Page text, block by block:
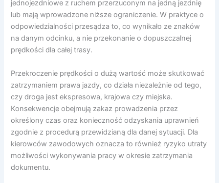
jednojezdniowe z ruchem przerzuconym na jedną jezdnię
lub mają wprowadzone niższe ograniczenie. W praktyce o
odpowiedzialności przesądza to, co wynikało ze znaków
na danym odcinku, a nie przekonanie o dopuszczalnej
prędkości dla całej trasy.
Przekroczenie prędkości o dużą wartość może skutkować
zatrzymaniem prawa jazdy, co działa niezależnie od tego,
czy droga jest ekspresowa, krajowa czy miejska.
Konsekwencje obejmują zakaz prowadzenia przez
określony czas oraz konieczność odzyskania uprawnień
zgodnie z procedurą przewidzianą dla danej sytuacji. Dla
kierowców zawodowych oznacza to również ryzyko utraty
możliwości wykonywania pracy w okresie zatrzymania
dokumentu.